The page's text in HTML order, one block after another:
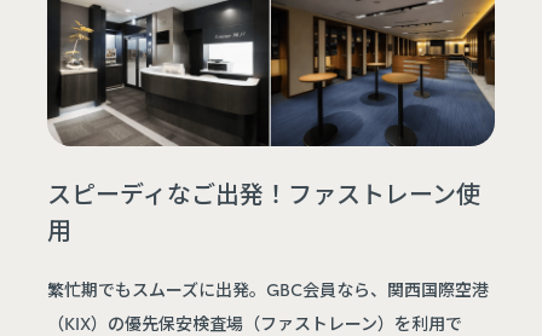
スピーディなご出発！ファストレーン使
用
繁忙期でもスムーズに出発。GBC会員なら、関西国際空港
（KIX）の優先保安検査場（ファストレーン）を利用で